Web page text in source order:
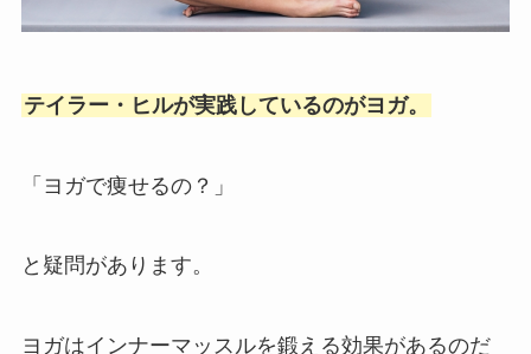
テイラー・ヒルが実践しているのがヨガ。
「ヨガで痩せるの？」
と疑問があります。
ヨガはインナーマッスルを鍛える効果があるのだ